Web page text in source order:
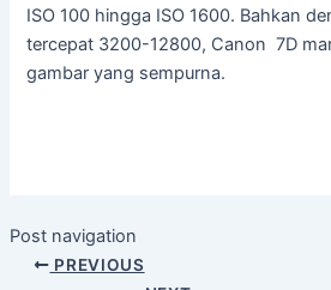
ISO 100 hingga ISO 1600. Bahkan
tercepat 3200-12800, Canon 7D
gambar yang sempurna.
Post navigation
PREVIOUS